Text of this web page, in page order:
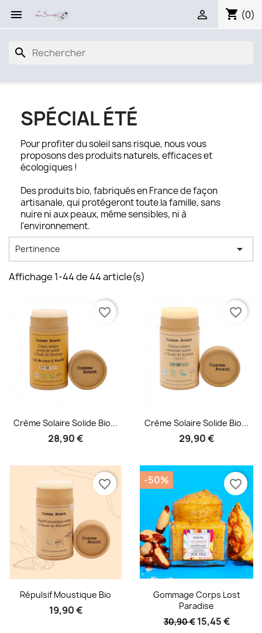
 shopping_cart (0)

search
SPÉCIAL ÉTÉ
Pour profiter du soleil sans risque, nous vous
proposons des produits naturels, efficaces et
écologiques !
Des produits bio, fabriqués en France de façon
artisanale, qui protégeront toute la famille, sans
nuire ni aux peaux, même sensibles, ni à
l'environnement.
Pertinence 
Affichage 1-44 de 44 article(s)
Aperçu rapide
Crème Solaire Solide Bio...
28,90 €
favorite_border
Aperçu rapide
Crème Solaire Solide Bio...
29,90 €
favorite_border
Aperçu rapide
Répulsif Moustique Bio
19,90 €
favorite_border
Aperçu rapide
Gommage Corps Lost
Paradise
30,90 € 15,45 €
-50% favorite_border